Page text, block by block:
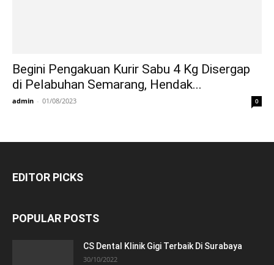
Begini Pengakuan Kurir Sabu 4 Kg Disergap
di Pelabuhan Semarang, Hendak...
admin - 01/08/2023 0
EDITOR PICKS
POPULAR POSTS
CS Dental Klinik Gigi Terbaik Di Surabaya
30/10/2022